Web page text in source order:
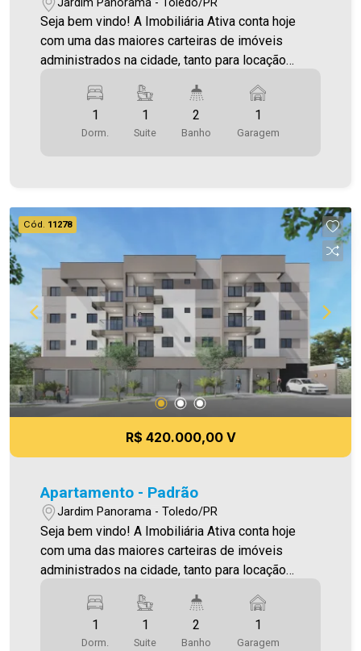
Seja bem vindo! A Imobiliária Ativa conta hoje
com uma das maiores carteiras de imóveis
administrados na cidade, tanto para locação
opções! Apartamento Localizado no Jardim
Panorama. O Imóvel conta com: - Sala de Estar -
Cozinha - 01 Quarto - 01 Suíte - 02 WCS (suíte e
informados estão sujeitos a alteração sem prévio
aviso, e varia de acordo com o custo de
administração e gastos do condomínio. Aproveite
essa oportunidade! A hora de encontrar o seu
novo lar É AGORA! Imobiliária Ativa, sinta-se em
casa!
1
Dorm.
1
Suite
2
Banho
1
Garagem
Cód. 11278
R$ 420.000,00 V
Apartamento - Padrão
Jardim Panorama - Toledo/PR
Seja bem vindo! A Imobiliária Ativa conta hoje
com uma das maiores carteiras de imóveis
administrados na cidade, tanto para locação
opções! Apartamento Localizado no Jardim
Panorama. O Imóvel conta com: - Sala de Estar -
Cozinha - 01 Quarto - 01 Suíte - 02 WCS (suíte e
1
Dorm.
1
Suite
2
Banho
1
Garagem